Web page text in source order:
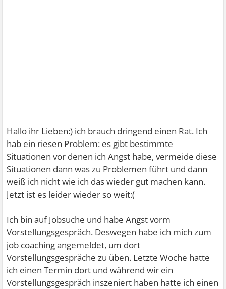
Hallo ihr Lieben:) ich brauch dringend einen Rat. Ich
hab ein riesen Problem: es gibt bestimmte
Situationen vor denen ich Angst habe, vermeide diese
Situationen dann was zu Problemen führt und dann
weiß ich nicht wie ich das wieder gut machen kann.
Jetzt ist es leider wieder so weit:(
Ich bin auf Jobsuche und habe Angst vorm
Vorstellungsgespräch. Deswegen habe ich mich zum
job coaching angemeldet, um dort
Vorstellungsgespräche zu üben. Letzte Woche hatte
ich einen Termin dort und während wir ein
Vorstellungsgespräch inszeniert haben hatte ich einen